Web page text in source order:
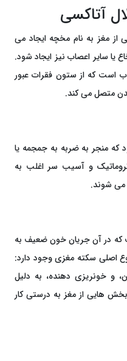
آتاکسی
از مغز به نام مخچه ایجاد می
یا سایر اعصاب نیز ایجاد شود.
است که از ستون فقرات عبور
متصل می کند.
منجر به ضربه به جمجمه یا
و آسیب سر اغلب به
می شوند.
در آن جریان خون ضعیف به
اصلی سکته مغزی وجود دارد:
و خونریزی دهنده، به دلیل
هایی از مغز به درستی کار